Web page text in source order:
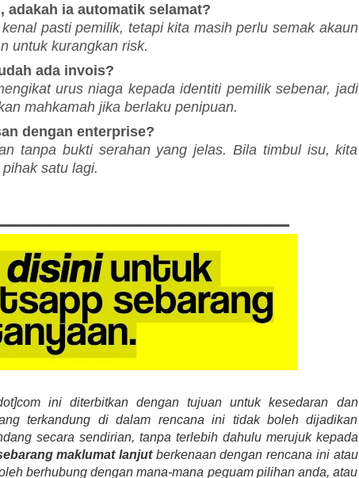
adakah ia automatik selamat?
pasti pemilik, tetapi kita masih perlu semak akaun
untuk kurangkan risk.
ada invois?
urus niaga kepada identiti pemilik sebenar, jadi
mahkamah jika berlaku penipuan.
dengan enterprise?
tanpa bukti serahan yang jelas. Bila timbul isu, kita
satu lagi.
ini diterbitkan dengan tujuan untuk kesedaran dan
terkandung di dalam rencana ini tidak boleh dijadikan
secara sendirian, tanpa terlebih dahulu merujuk kepada
maklumat lanjut berkenaan dengan rencana ini atau
berhubung dengan mana-mana peguam pilihan anda, atau